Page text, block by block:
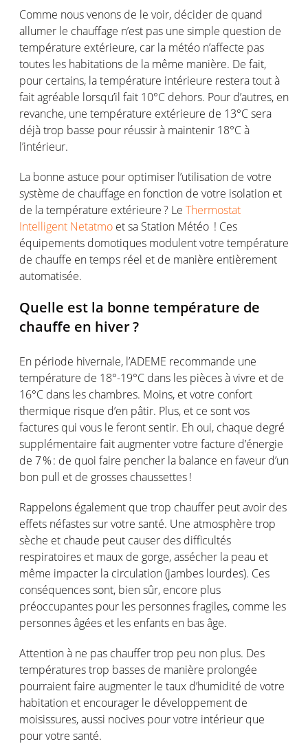
Comme nousvenons de le voir, décider de quand
allumer le chauffage n’est pas une simple question de
température extérieure, car la météo n’affecte pas
toutes les habitations de la même manière. De fait,
pour certains, latempérature intérieure resteratout à
faitagréable lorsqu’il fait 10°C dehors. Pour d’autres, en
revanche, une température extérieure de 13°C sera
déjà trop basse pour réussirà maintenir 18°C à
l’intérieur.
La bonne astuce pour optimiser l’utilisation de votre
système de chauffage enfonction de votre isolation et
de latempérature extérieure? Le Thermostat
Intelligent Netatmo etsa Station Météo ! Ces
équipements domotiques modulentvotre température
de chauffe entemps réel et de manière entièrement
automatisée.
Quelle est la bonne température de
chauffe en hiver ?
En période hivernale, l’ADEME recommande une
température de 18°-19°C dans les piècesà vivre et de
16°C dans les chambres. Moins, etvotre confort
thermique risque d’en pâtir. Plus, et ce sontvos
factures qui vous le ferontsentir. Eh oui, chaque degré
supplémentaire fait augmentervotre facture d’énergie
de 7% : de quoi faire pencher la balance enfaveur d’un
bon pull et de grosses chaussettes!
Rappelons également que trop chauffer peutavoir des
effets néfastessurvotre santé. Une atmosphère trop
sèche et chaude peut causer des difficultés
respiratoires et maux de gorge,assécher la peau et
même impacter la circulation (jambes lourdes). Ces
conséquencessont, biensûr, encore plus
préoccupantes pour les personnesfragiles, comme les
personnesâgées et les enfants en basâge.
Attention à ne pas chauffer trop peu non plus. Des
températurestrop basses de manière prolongée
pourraientfaire augmenter le taux d’humidité de votre
habitation et encourager le développement de
moisissures,aussi nocives pourvotre intérieur que
pourvotre santé.